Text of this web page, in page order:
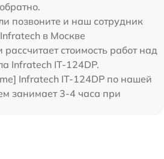
позвоните и наш сотрудник
в Москве
рассчитает стоимость работ над
Infratech IT-124DP.
Infratech IT-124DP по нашей
занимает 3-4 часа при